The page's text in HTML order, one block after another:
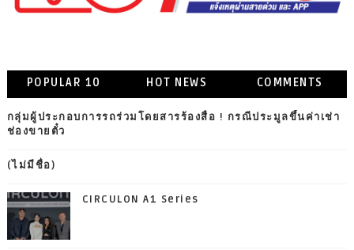
POPULAR 10 HOT NEWS COMMENTS
กลุ่มผู้ประกอบการรถร่วมโดยสารร้องสื่อ ! กรณีประมูลขึ้นค่าเช่า
ช่องขายตั๋ว
(ไม่มีชื่อ)
CIRCULON A1 Series